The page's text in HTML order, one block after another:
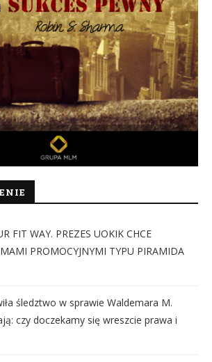
FIT WAY. PREZES UOKIK CHCE
PROMOCYJNYMI TYPU PIRAMIDA
śledztwo w sprawie Waldemara M.
czy doczekamy się wreszcie prawa i